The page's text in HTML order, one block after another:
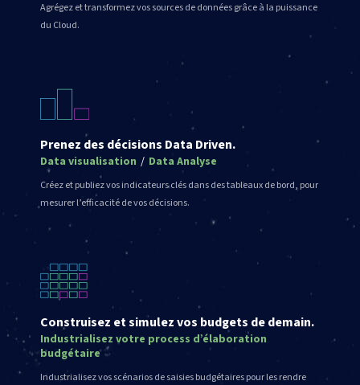
Agrégez et transformez vos sources de données grâce à la puissance
du Cloud.
Prenez des décisions Data Driven.
Data visualisation / Data Analyse
Créez et publiez vos indicateurs clés dans des tableaux de bord, pour
mesurer l’efficacité de vos décisions.
Construisez et simulez vos budgets de demain.
Industrialisez votre process d’élaboration
budgétaire
Industrialisez vos scénarios de saisies budgétaires pour les rendre